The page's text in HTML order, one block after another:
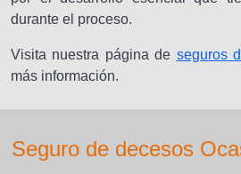
durante el proceso.
Visita nuestra página de seguros
más información.
Seguro de decesos